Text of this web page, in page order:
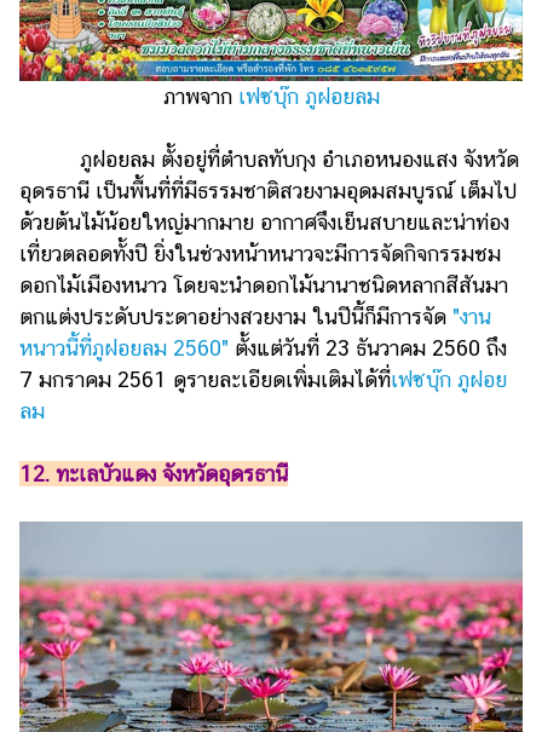
ภาพจาก เฟซบุ๊ก ภูฝอยลม
ภูฝอยลม ตั้งอยู่ที่ตำบลทับกุง อำเภอหนองแสง จังหวัด
อุดรธานี เป็นพื้นที่ที่มีธรรมชาติสวยงามอุดมสมบูรณ์ เต็มไป
ด้วยต้นไม้น้อยใหญ่มากมาย อากาศจึงเย็นสบายและน่าท่อง
เที่ยวตลอดทั้งปี ยิ่งในช่วงหน้าหนาวจะมีการจัดกิจกรรมชม
ดอกไม้เมืองหนาว โดยจะนำดอกไม้นานาชนิดหลากสีสันมา
ตกแต่งประดับประดาอย่างสวยงาม ในปีนี้ก็มีการจัด "งาน
หนาวนี้ที่ภูฝอยลม 2560" ตั้งแต่วันที่ 23 ธันวาคม 2560 ถึง
7 มกราคม 2561 ดูรายละเอียดเพิ่มเติมได้ที่เฟซบุ๊ก ภูฝอย
ลม
12. ทะเลบัวแดง จังหวัดอุดรธานี